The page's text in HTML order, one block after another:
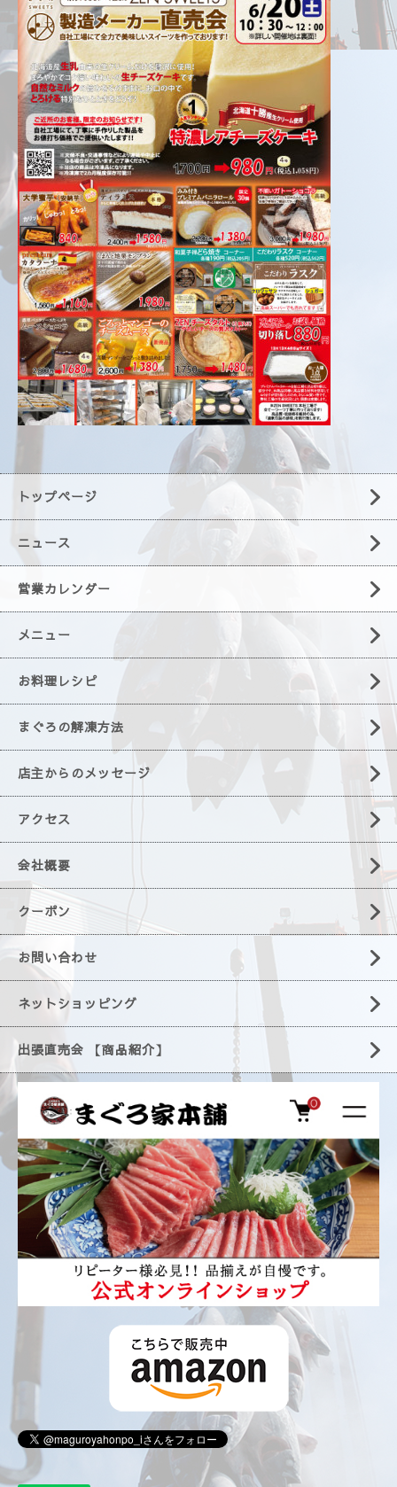
トップページ
ニュース
営業カレンダー
メニュー
お料理レシピ
まぐろの解凍方法
店主からのメッセージ
アクセス
会社概要
クーポン
お問い合わせ
ネットショッピング
出張直売会 【商品紹介】